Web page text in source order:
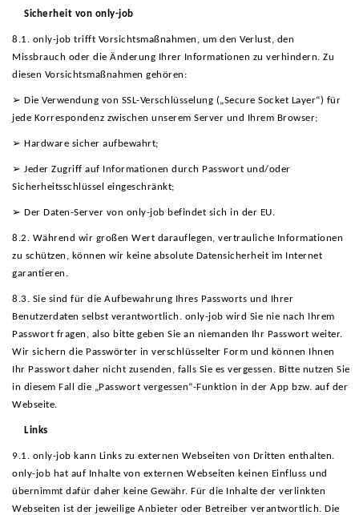
Sicherheit von only-job
8.1. only-job trifft Vorsichtsmaßnahmen, um den Verlust, den
Missbrauch oder die Änderung Ihrer Informationen zu verhindern. Zu
diesen Vorsichtsmaßnahmen gehören:
➢ Die Verwendung von SSL-Verschlüsselung („Secure Socket Layer“) für
jede Korrespondenz zwischen unserem Server und Ihrem Browser;
➢ Hardware sicher aufbewahrt;
➢ Jeder Zugriff auf Informationen durch Passwort und/oder
Sicherheitsschlüssel eingeschränkt;
➢ Der Daten-Server von only-job befindet sich in der EU.
8.2. Während wir großen Wert darauflegen, vertrauliche Informationen
zu schützen, können wir keine absolute Datensicherheit im Internet
garantieren.
8.3. Sie sind für die Aufbewahrung Ihres Passworts und Ihrer
Benutzerdaten selbst verantwortlich. only-job wird Sie nie nach Ihrem
Passwort fragen, also bitte geben Sie an niemanden Ihr Passwort weiter.
Wir sichern die Passwörter in verschlüsselter Form und können Ihnen
Ihr Passwort daher nicht zusenden, falls Sie es vergessen. Bitte nutzen Sie
in diesem Fall die „Passwort vergessen“-Funktion in der App bzw. auf der
Webseite.
Links
9.1. only-job kann Links zu externen Webseiten von Dritten enthalten.
only-job hat auf Inhalte von externen Webseiten keinen Einfluss und
übernimmt dafür daher keine Gewähr. Für die Inhalte der verlinkten
Webseiten ist der jeweilige Anbieter oder Betreiber verantwortlich. Die